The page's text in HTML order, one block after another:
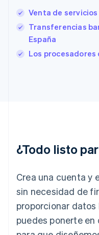
Venta de servicios
Transferencias
España
Los procesadores
¿Todo listo
Crea una cuenta y
sin necesidad de
proporcionar datos
puedes ponerte
Estonia
Finlandia
EnglishSvenska
Francia
Français
Irlanda
Italia
English
Japón
日本語English
Letonia